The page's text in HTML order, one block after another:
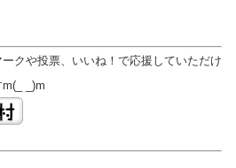
クや投票、いいね！で応援していただけ
_)m